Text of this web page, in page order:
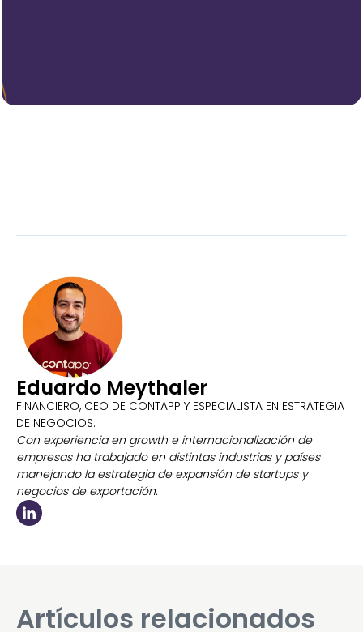
Eduardo Meythaler
FINANCIERO, CEO DE CONTAPP Y ESPECIALISTA EN ESTRATEGIA
DE NEGOCIOS.
Con experiencia en growth e internacionalización de
empresas ha trabajado en distintas industrias y países
manejando la estrategia de expansión de startups y
negocios de exportación.
Artículos relacionados